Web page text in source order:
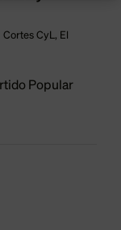
Cortes CyL, El
Popular